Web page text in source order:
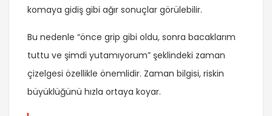
komaya gidiş gibi ağır sonuçlar görülebilir.
Bu nedenle “önce grip gibi oldu, sonra bacaklarım
tuttu ve şimdi yutamıyorum” şeklindeki zaman
çizelgesi özellikle önemlidir. Zaman bilgisi, riskin
büyüklüğünü hızla ortaya koyar.